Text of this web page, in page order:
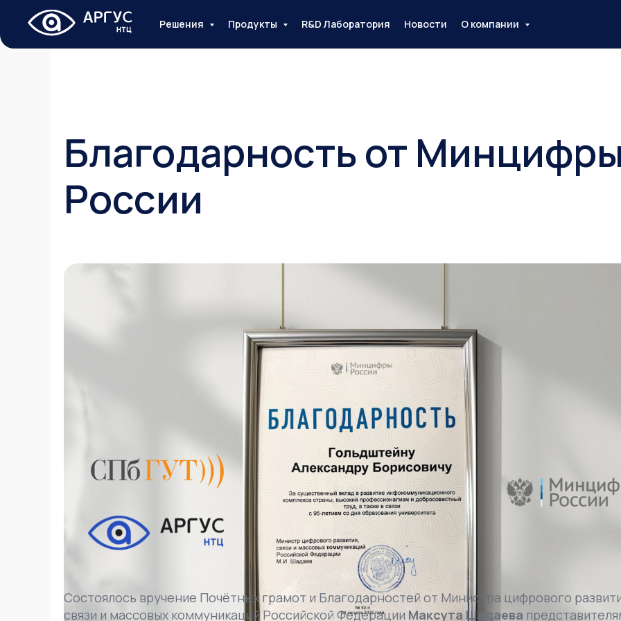
Решения Продукты R&D Лаборатория Новости О компании
Благодарность от
России
Состоялось вручение Почётных грамот и Благодарностей от Министра цифрового
связи и массовых коммуникаций Российской Федерации Максута Шадаева